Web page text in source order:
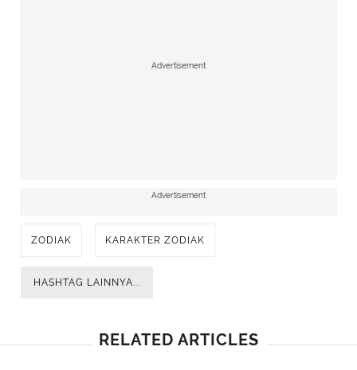
Advertisement
Advertisement
ZODIAK KARAKTER ZODIAK
HASHTAG LAINNYA...
RELATED ARTICLES